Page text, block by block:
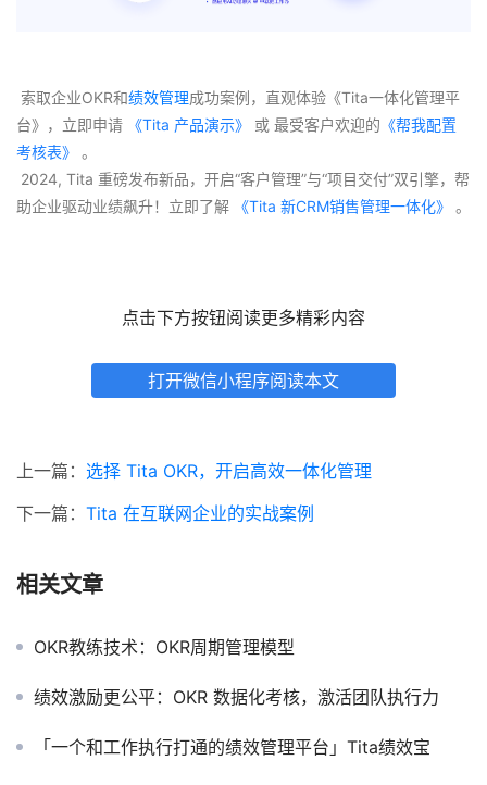
索取企业OKR和绩效管理成功案例，直观体验《Tita一体化管理平
台》，立即申请 《Tita 产品演示》 或 最受客户欢迎的 《帮我配置
考核表》
。
助企业驱动业绩飙升！立即了解 《Tita 新CRM销售管理一体化》 。
点击下方按钮阅读更多精彩内容
打开微信小程序阅读本文
上一篇： 选择 Tita OKR，开启高效一体化管理
下一篇： Tita 在互联网企业的实战案例
相关文章
OKR教练技术：OKR周期管理模型
绩效激励更公平：OKR 数据化考核，激活团队执行力
「一个和工作执行打通的绩效管理平台」Tita绩效宝